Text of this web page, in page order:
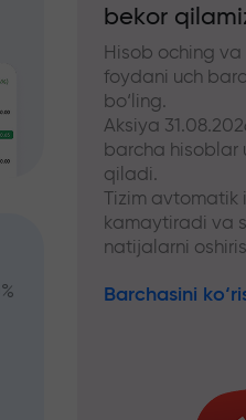
bekor
Hisob oching
foydani uch
bo‘ling.
Aksiya
barcha hisoblar
qiladi.
Tizim avtomatik
kamaytiradi va
natijalarni
Barchasini